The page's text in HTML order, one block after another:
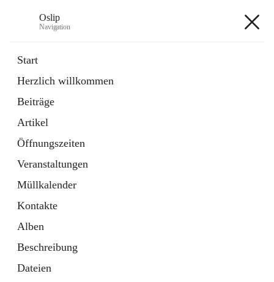
Oslip
Navigation
Start
Herzlich willkommen
Beiträge
Artikel
Öffnungszeiten
Veranstaltungen
Müllkalender
Kontakte
Alben
Beschreibung
Dateien
Externe Webseite
in
Tab
Bundeskanzleramt Österreich
Externe Webseite
öffnet
in
neuem
Tab